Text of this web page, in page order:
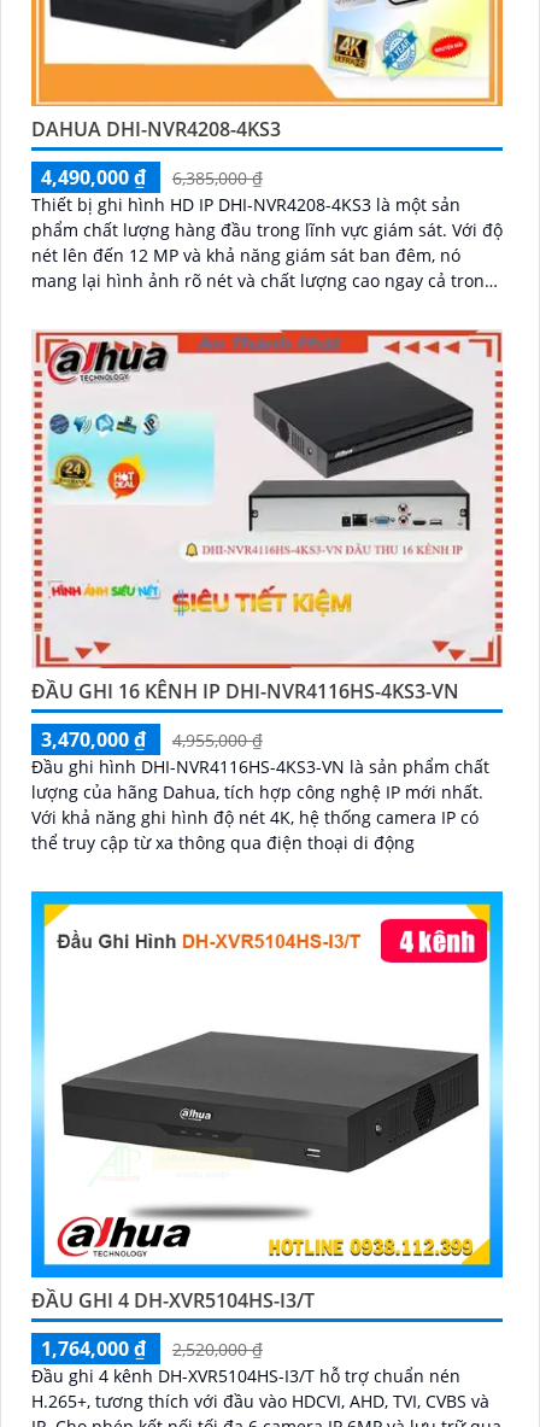
DAHUA DHI-NVR4208-4KS3
4,490,000 ₫
6,385,000 ₫
Thiết bị ghi hình HD IP DHI-NVR4208-4KS3 là một sản
phẩm chất lượng hàng đầu trong lĩnh vực giám sát. Với độ
nét lên đến 12 MP và khả năng giám sát ban đêm, nó
mang lại hình ảnh rõ nét và chất lượng cao ngay cả trong
ĐẦU GHI 16 KÊNH IP DHI-NVR4116HS-4KS3-VN
3,470,000 ₫
4,955,000 ₫
Đầu ghi hình DHI-NVR4116HS-4KS3-VN là sản phẩm chất
lượng của hãng Dahua, tích hợp công nghệ IP mới nhất.
Với khả năng ghi hình độ nét 4K, hệ thống camera IP có
thể truy cập từ xa thông qua điện thoại di động
ĐẦU GHI 4 DH-XVR5104HS-I3/T
1,764,000 ₫
2,520,000 ₫
Đầu ghi 4 kênh DH-XVR5104HS-I3/T hỗ trợ chuẩn nén
H.265+, tương thích với đầu vào HDCVI, AHD, TVI, CVBS và